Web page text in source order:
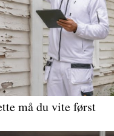
må du vite først